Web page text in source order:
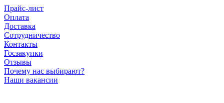
Прайс-лист
Оплата
Доставка
Сотрудничество
Контакты
Госзакупки
Отзывы
Почему нас выбирают?
Наши вакансии